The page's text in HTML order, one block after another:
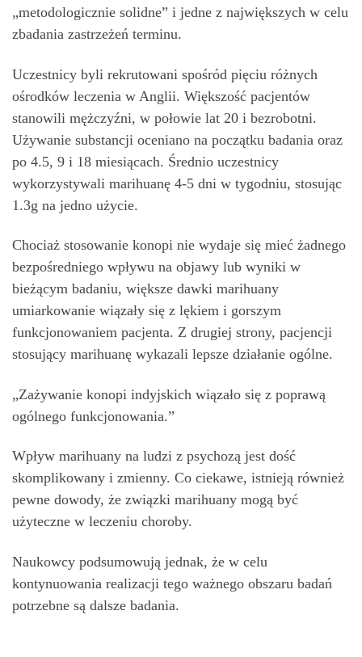
„metodologicznie solidne” i jedne z największych w celu
zbadania zastrzeżeń terminu.
Uczestnicy byli rekrutowani spośród pięciu różnych
ośrodków leczenia w Anglii. Większość pacjentów
stanowili mężczyźni, w połowie lat 20 i bezrobotni.
Używanie substancji oceniano na początku badania oraz
po 4.5, 9 i 18 miesiącach. Średnio uczestnicy
wykorzystywali marihuanę 4-5 dni w tygodniu, stosując
1.3g na jedno użycie.
Chociaż stosowanie konopi nie wydaje się mieć żadnego
bezpośredniego wpływu na objawy lub wyniki w
bieżącym badaniu, większe dawki marihuany
umiarkowanie wiązały się z lękiem i gorszym
funkcjonowaniem pacjenta. Z drugiej strony, pacjencji
stosujący marihuanę wykazali lepsze działanie ogólne.
„Zażywanie konopi indyjskich wiązało się z poprawą
ogólnego funkcjonowania.”
Wpływ marihuany na ludzi z psychozą jest dość
skomplikowany i zmienny. Co ciekawe, istnieją również
pewne dowody, że związki marihuany mogą być
użyteczne w leczeniu choroby.
Naukowcy podsumowują jednak, że w celu
kontynuowania realizacji tego ważnego obszaru badań
potrzebne są dalsze badania.